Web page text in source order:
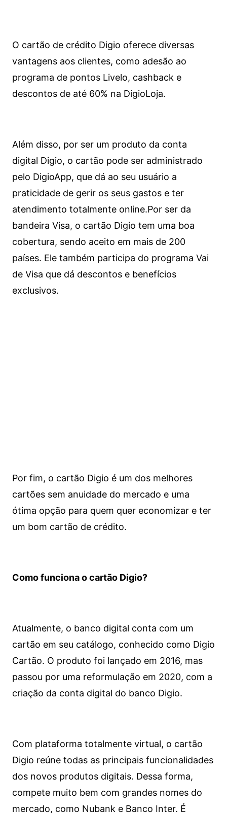
O cartão de crédito Digio oferece diversas
vantagens aos clientes, como adesão ao
programa de pontos Livelo, cashback e
descontos de até 60% na DigioLoja.
Além disso, por ser um produto da conta
digital Digio, o cartão pode ser administrado
pelo DigioApp, que dá ao seu usuário a
praticidade de gerir os seus gastos e ter
atendimento totalmente online.Por ser da
bandeira Visa, o cartão Digio tem uma boa
cobertura, sendo aceito em mais de 200
países. Ele também participa do programa Vai
de Visa que dá descontos e benefícios
exclusivos.
Por fim, o cartão Digio é um dos melhores
cartões sem anuidade do mercado e uma
ótima opção para quem quer economizar e ter
um bom cartão de crédito.
Como funciona o cartão Digio?
Atualmente, o banco digital conta com um
cartão em seu catálogo, conhecido como Digio
Cartão. O produto foi lançado em 2016, mas
passou por uma reformulação em 2020, com a
criação da conta digital do banco Digio.
Com plataforma totalmente virtual, o cartão
Digio reúne todas as principais funcionalidades
dos novos produtos digitais. Dessa forma,
compete muito bem com grandes nomes do
mercado, como Nubank e Banco Inter. É